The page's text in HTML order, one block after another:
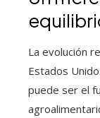
La evolución
Estados
puede ser el